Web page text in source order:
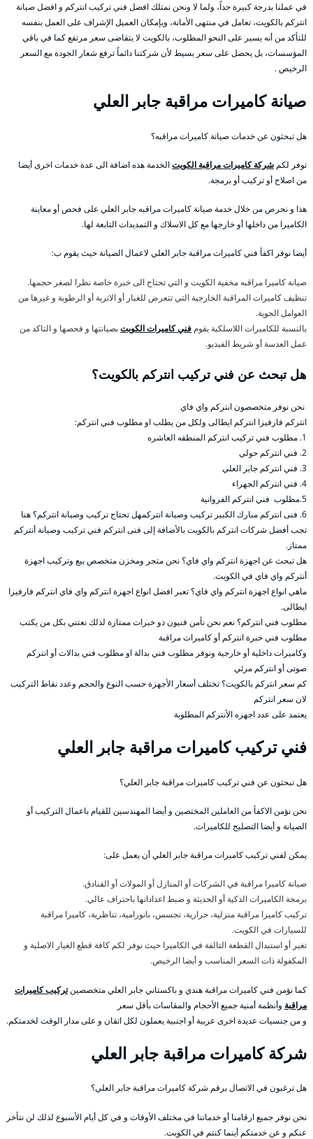
في عملنا بدرجة كبيرة جداً، ولما لا ونحن نمتلك افضل فني تركيب انتركم و افضل صيانة
انتركم بالكويت، تعامل في منتهى الأمانة، وبإمكان العميل الإشراف على العمل بنفسه
للتأكد من أنه يسير على النحو المطلوب، بالكويت لا يتقاضى سعر مرتفع كما في باقي
المؤسسات، بل يحصل على سعر بسيط لأن شركتنا دائماً ترفع شعار الجودة مع السعر
الرخيص .
صيانة كاميرات مراقبة جابر العلي
هل تبحثون عن خدمات صيانة كاميرات مراقبه؟
توفر لكم شركة كاميرات مراقبة الكويتالخدمة هذه اضافة الى عدة خدمات اخرى أيضا
من اصلاح أو تركيب أو برمجة.
هذا و نحرص من خلال خدمة صيانة كاميرات مراقبه جابر العلي على فحص أو معاينة
الكاميرا من داخلها أو خارجها مع كل الاسلاك و التمديدات التابعة لها.
أيضا نوفر اكفأ فني كاميرات مراقبة جابر العلي لاعمال الصيانة حيث يقوم ب:
صيانة كاميرا مراقبه مخفية الكويت و التي تحتاج الى خبرة خاصة نظرا لصغر حجمها.
تنظيف كاميرات المراقبة الخارجية التي تتعرض للغبار أو الاتربة أو الرطوبة و غيرها من
العوامل الجوية.
بالنسبة للكاميرات اللاسلكية يقوم فني كاميرات الكويتبصيانتها و فحصها و التاكد من
عمل العدسة أو شريط الفيديو.
هل تبحث عن فني تركيب انتركم بالكويت؟
نحن نوفر متخصصون انتركم واي فاي
انتركم فارفيزا انتركم ايطالى ولكل من يطلب او مطلوب فني انتركم:
1. مطلوب فني تركيب انتركم المنطقه العاشره
2. فني انتركم حولي
3. فني انتركم جابر العلي
4. فني انتركم الجهراء
5.مطلوب فني انتركم الفروانية
6. فنى انتركم مبارك الكبير تركيب وصيانة انتركمهل تحتاج تركيب وصيانة انتركم؟ هنا
تجب أفضل شركات انتركم بالكويت بالأضافة إلى فنى انتركم فني تركيب وصيانة أنتركم
ممتاز.
هل تبحث عن اجهزة انتركم واي فاي؟ نحن متجر ومخزن متخصص بيع وتركيب اجهزة
أنتركم واي فاي في الكويت.
ماهي انواع اجهزة انتركم واي فاي؟ تعبر افضل انواع اجهزة انتركم واي فاي انتركم فارفيزا
ايطالى.
مطلوب فني انتركم؟ نعم نحن نأمن فنيون ذو خبرات ممتازة لذلك نعتني بكل من يكتب
مطلوب فني خبرة انتركم أو كاميرات مراقبة
وكاميرات داخلية أو خارجية ونوفر مطلوب فني بدالة او مطلوب فني بدالات أو انتركم
صوتى أو انتركم مرئي
كم سعر انتركم بالكويت؟ تختلف أسعار الأجهزة حسب النوع والحجم وعدد نقاط التركيب
لان سعر انتركم
يعتمد على عدد اجهزه الأنتركم المطلوبة
فني تركيب كاميرات مراقبة جابر العلي
هل تبحثون عن فني تركيب كاميرات مراقبة جابر العلي؟
نحن نؤمن الاكفأ من العاملين المختصين و أيضا المهندسين للقيام باعمال التركيب أو
الصيانة و أيضا التصليح للكاميرات.
يمكن لفني تركيب كاميرات مراقبة جابر العلي أن يعمل على:
صيانة كاميرا مراقبة في الشركات أو المنازل أو المولات أو الفنادق.
برمجة الكاميرات الذكية أو الحديثة و ضبط اعداداتها باحتراف عالي.
تركيب كاميرا مراقبة منزلية، حرارية، تجسس، بانورامية، تناظرية، كاميرا مراقبة
للسيارات في الكويت.
تغير أو استبدال القطعة التالفة في الكاميرا حيث نوفر لكم كافة قطع الغيار الاصلية و
المكفولة ذات السعر المناسب و أيضا الرخيص.
كما نؤمن فني كاميرات مراقبة هندي و باكستاني جابر العلي متخصصينتركيب كاميرات
مراقبة وأنظمة أمنية جميع الأحجام والمقاسات بأقل سعر
و من جنسيات عديدة اخرى عربية أو اجنبية يعملون لكل اتقان و على مدار الوقت لخدمتكم.
شركة كاميرات مراقبة جابر العلي
هل ترغبون في الاتصال برقم شركة كاميرات مراقبة جابر العلي؟
نحن نوفر جميع ارقامنا أو خدماتنا في مختلف الأوقات و في كل أيام الأسبوع لذلك لن نتأخر
عنكم و عن خدمتكم أينما كنتم في الكويت.